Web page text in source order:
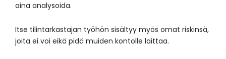
aina analysoida.
Itse tilintarkastajan työhön sisältyy myös omat riskinsä,
joita ei voi eikä pidä muiden kontolle laittaa.